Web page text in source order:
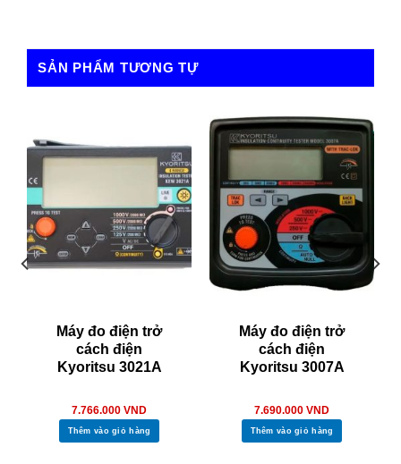
SẢN PHẨM TƯƠNG TỰ
Máy đo điện trở
cách điện
Kyoritsu 3021A
7.766.000 VND
Thêm vào giỏ hàng
Máy đo điện trở
cách điện
Kyoritsu 3007A
7.690.000 VND
Thêm vào giỏ hàng